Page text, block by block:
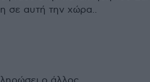
σε αυτή την χώρα..